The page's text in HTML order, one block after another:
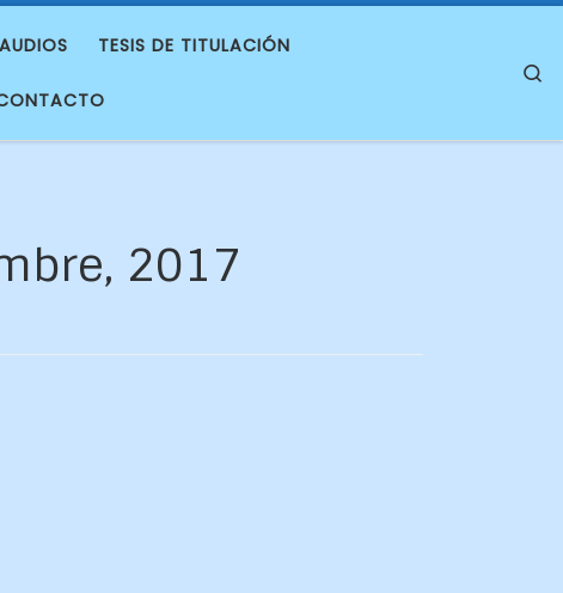
TESIS DE TITULACIÓN
2017